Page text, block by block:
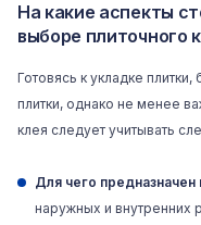
На какие аспекты
выборе плиточного
Готовясь к укладке
плитки, однако не менее
клея следует учитывать
Для чего предназначен
наружных и внутренних